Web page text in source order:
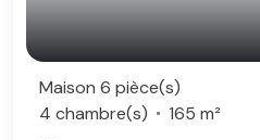
Maison 6 pièce(s)
4 chambre(s)
165 m²